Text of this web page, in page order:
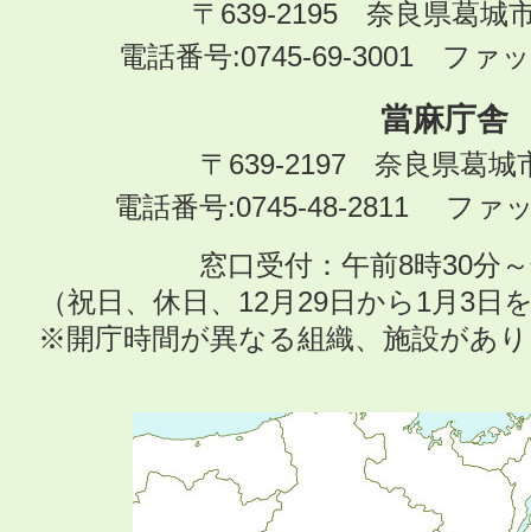
〒639-2195 奈良県葛城
電話番号:0745-69-3001 ファ
當麻庁舎
〒639-2197 奈良県葛城
電話番号:0745-48-2811 ファ
窓口受付：午前8時30分
（祝日、休日、12月29日から1月3日
※開庁時間が異なる組織、施設があ